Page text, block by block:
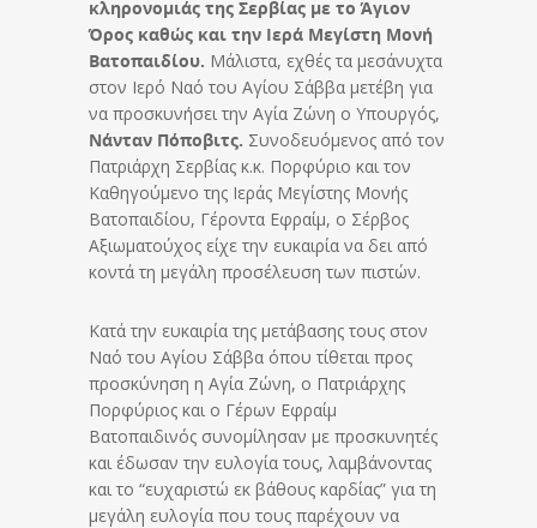
κληρονομιάς της Σερβίας με το Άγιον
Όρος καθώς και την Ιερά Μεγίστη Μονή
Βατοπαιδίου. Μάλιστα, εχθές τα μεσάνυχτα
στον Ιερό Ναό του Αγίου Σάββα μετέβη για
να προσκυνήσει την Αγία Ζώνη ο Υπουργός,
Νάνταν Πόποβιτς. Συνοδευόμενος από τον
Πατριάρχη Σερβίας κ.κ. Πορφύριο και τον
Καθηγούμενο της Ιεράς Μεγίστης Μονής
Βατοπαιδίου, Γέροντα Εφραίμ, ο Σέρβος
Αξιωματούχος είχε την ευκαιρία να δει από
κοντά τη μεγάλη προσέλευση των πιστών.
Κατά την ευκαιρία της μετάβασης τους στον
Ναό του Αγίου Σάββα όπου τίθεται προς
προσκύνηση η Αγία Ζώνη, ο Πατριάρχης
Πορφύριος και ο Γέρων Εφραίμ
Βατοπαιδινός συνομίλησαν με προσκυνητές
και έδωσαν την ευλογία τους, λαμβάνοντας
και το “ευχαριστώ εκ βάθους καρδίας” για τη
μεγάλη ευλογία που τους παρέχουν να